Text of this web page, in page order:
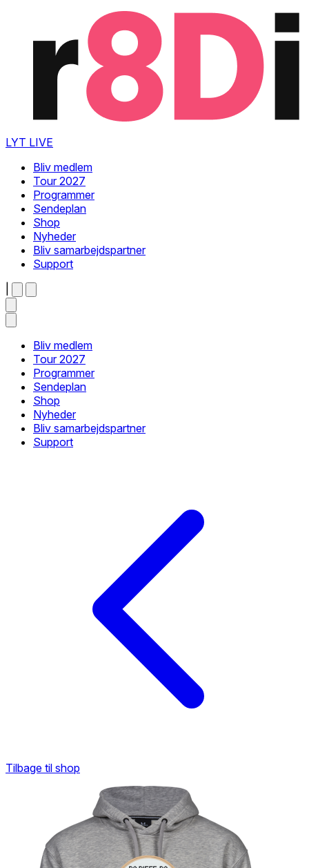
LYT LIVE
Bliv medlem
Tour 2027
Programmer
Sendeplan
Shop
Nyheder
Bliv samarbejdspartner
Support
Bliv medlem
Tour 2027
Programmer
Sendeplan
Shop
Nyheder
Bliv samarbejdspartner
Support
Tilbage til shop